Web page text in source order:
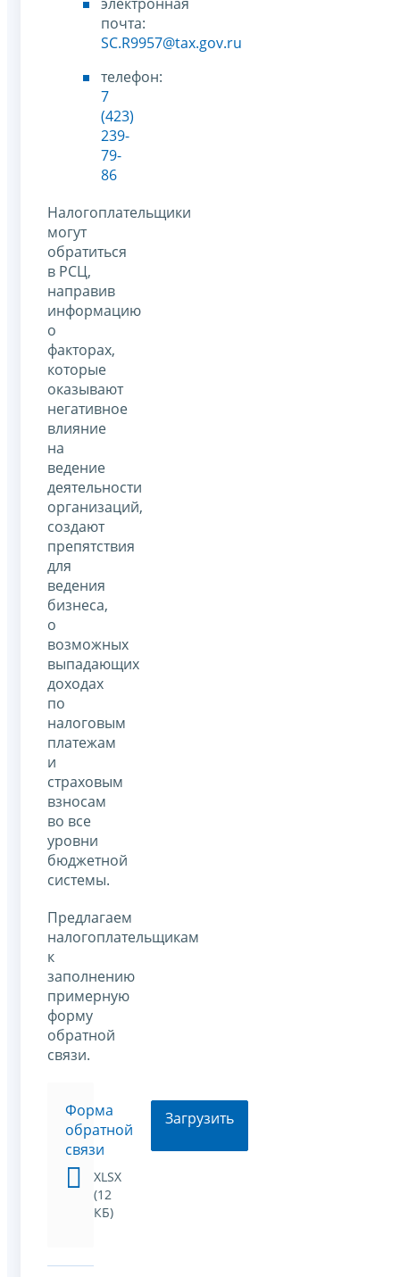
почта:
SC.R9957@tax.gov.ru
телефон:
7
(423)
239-
79-
86
Налогоплательщики
могут
обратиться
в РСЦ,
направив
информацию
о
факторах,
которые
оказывают
негативное
влияние
на
ведение
деятельности
организаций,
создают
препятствия
для
ведения
бизнеса,
о
возможных
выпадающих
доходах
по
налоговым
платежам
и
страховым
взносам
во все
уровни
бюджетной
системы.
Предлагаем
налогоплательщикам
к
заполнению
примерную
форму
обратной
связи.
Форма
обратной
связи
XLSX
(12
КБ)
Загрузить